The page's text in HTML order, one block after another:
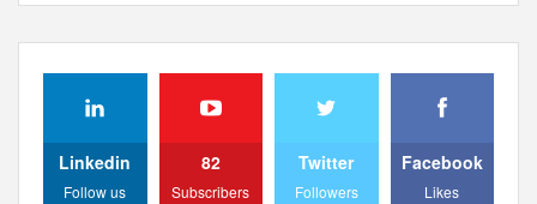
Facebook
Likes
Twitter
Followers
82
Subscribers
Linkedin
Follow us